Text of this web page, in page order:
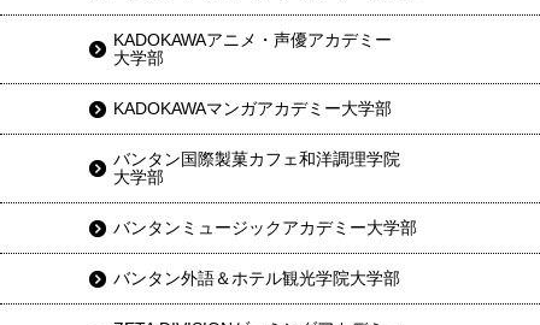
KADOKAWAアニメ・声優アカデミー
大学部
KADOKAWAマンガアカデミー大学部
バンタン国際製菓カフェ和洋調理学院
大学部
バンタンミュージックアカデミー大学部
バンタン外語＆ホテル観光学院大学部